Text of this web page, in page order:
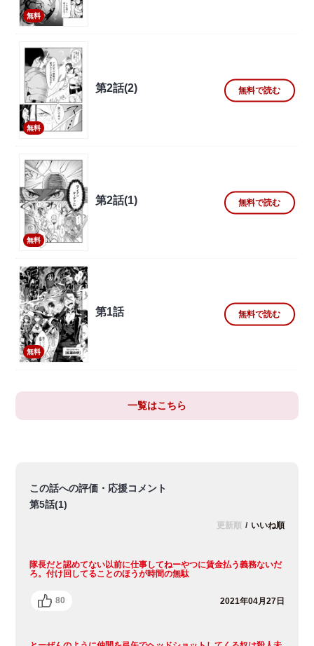
無料
無料
第2話(2) 無料で読む
無料
第2話(1) 無料で読む
無料
第1話 無料で読む
一覧はこちら
この話への評価・応援コメント
第5話(1)
更新順 / いいね順
隊長だと認めてない以前に仕事してねーやつに賃金払う義務ないだ
ろ。付け回してることのほうが時間の無駄
80 2021年04月27日